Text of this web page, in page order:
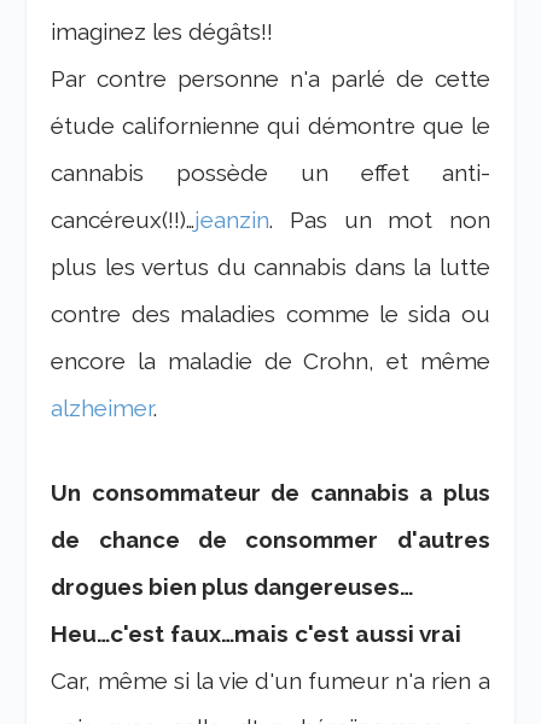
imaginez les dégâts!!
Par contre personne n'a parlé de cette
étude californienne qui démontre que le
cannabis possède un effet anti-
cancéreux(!!)…jeanzin. Pas un mot non
plus les vertus du cannabis dans la lutte
contre des maladies comme le sida ou
encore la maladie de Crohn, et même
alzheimer.
Un consommateur de cannabis a plus
de chance de consommer d'autres
drogues bien plus dangereuses…
Heu…c'est faux…mais c'est aussi vrai
Car, même si la vie d'un fumeur n'a rien a